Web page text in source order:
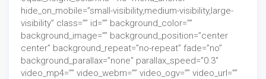
hide_on_mobile=”small-visibility,medium-visibility,large-
visibility” class=”” id=”” background_color=””
background_image=”” background_position=”center
center” background_repeat=”no-repeat” fade=”no”
background_parallax=”none” parallax_speed=”0.3″
video_mp4=”” video_webm=”” video_ogv=”” video_url=””